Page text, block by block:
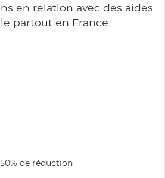
en relation avec des aides
partout en France